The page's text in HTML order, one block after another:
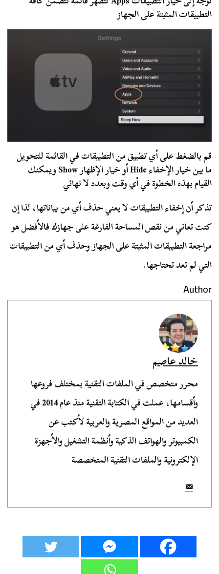
التطبيقات المثبتة على الجهاز
قم بالضغط على أي تطبيق من التطبيقات في القائمة للتحويل
ما بين خيار الإخفاء Hide أو خيار الإظهار Show ويمكنك
القيام بهذه الخطوة في أي وقت وبعدد لا نهائي
تذكر أن إخفاء التطبيقات لا يعني حذف أي من بياناتها، لذا إن
كنت تعاني من نقص المساحة الفارغة على جهازك فالأفضل هو
مراجعة التطبيقات المثبتة على الجهاز وحذف أي من التطبيقات
التي لم تعد تحتاجها.
Author
خالد عاصم
محرر متخصص في الملفات التقنية بمختلف فروعها
وأقسامها، عملت في الكتابة التقنية منذ عام 2014 في
العديد من المواقع المصرية والعربية لأكتب عن
الكمبيوتر والهواتف الذكية وأنظمة التشغيل والأجهزة
الإلكترونية والملفات التقنية المتخصصة